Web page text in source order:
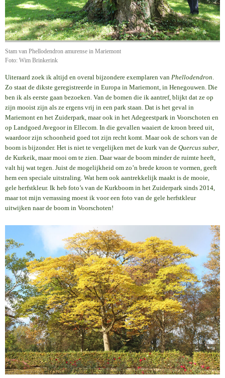
Stam van Phellodendron amurense in Mariemont
Foto: Wim Brinkerink
Uiteraard zoek ik altijd en overal bijzondere exemplaren van Phellodendron
Zo staat de dikste geregistreerde in Europa in Mariemont, in Henegouwen. Die
ben ik als eerste gaan bezoeken. Van de bomen die ik aantref, blijkt dat ze op
zijn mooist zijn als ze ergens vrij in een park staan. Dat is het geval in
Mariemont en het Zuiderpark, maar ook in het Adegeestpark in Voorschoten en
op Landgoed Avegoor in Ellecom. In die gevallen waaiert de kroon breed uit,
waardoor zijn schoonheid goed tot zijn recht komt. Maar ook de schors van de
boom is bijzonder. Het is niet te vergelijken met de kurk van de Quercus suber
de Kurkeik, maar mooi om te zien. Daar waar de boom minder de ruimte heeft,
valt hij wat tegen. Juist de mogelijkheid om zo’n brede kroon te vormen, geeft
hem een speciale uitstraling. Wat hem ook aantrekkelijk maakt is de mooie,
gele herfstkleur. Ik heb foto’s van de Kurkboom in het Zuiderpark sinds 2014,
maar tot mijn verrassing moest ik voor een foto van de gele herfstkleur
uitwijken naar de boom in Voorschoten!